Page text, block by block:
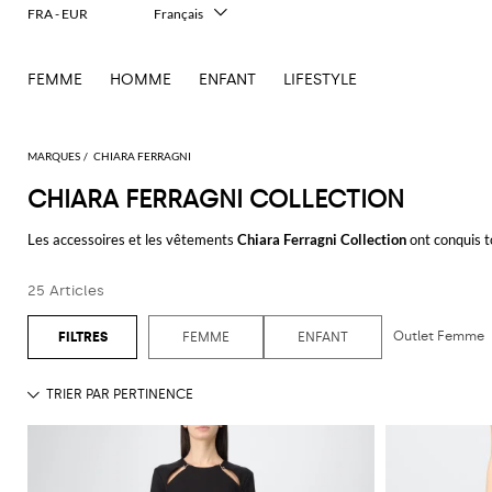
MARQUES CHIARA FERRAGNI
CHIARA FERRAGNI COLLECTION
Les accessoires et les vêtements Chiara Ferragni Collectionont conquis
Flammes, étoiles, palmiers, wink et lettrages comme "flirting eyes" "suite
absolument, on retrouve les sweatshirts et pantalons logomania avec
paillettes et décorations. En ce qui concerne les chaussures, au coté des
Prêtes à faire connaître votre style d'influencer au monde entier et à
nouveaux modèles de chaussures, shorts et maillots
25 Articles
FEMME ENFANT Outlet Femme
FEMME HOMME ENFANT LIFESTYLE
FRA - EUR
Français
Deutsch
日本語
Русский